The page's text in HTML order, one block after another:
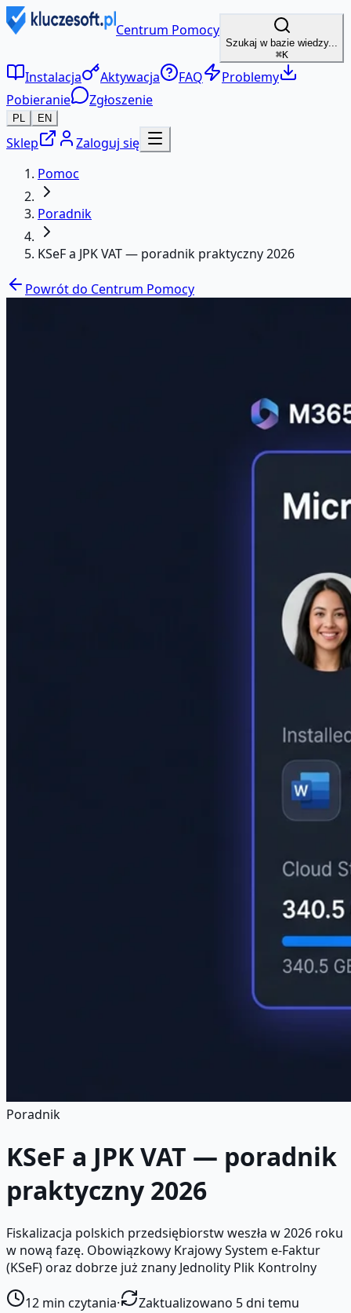
Centrum Pomocy
Szukaj w bazie wiedzy...
⌘K
Instalacja Aktywacja FAQ
Problemy
Pobieranie
Zgłoszenie
PL EN
Sklep
Zaloguj się
Pomoc
Poradnik
KSeF a JPK VAT — poradnik praktyczny 2026
Powrót do Centrum Pomocy
Poradnik
KSeF a JPK VAT — poradnik
praktyczny 2026
Fiskalizacja polskich przedsiębiorstw weszła w 2026 roku
w nową fazę. Obowiązkowy Krajowy System e-Faktur
(KSeF) oraz dobrze już znany Jednolity Plik Kontrolny
12 min czytania· Zaktualizowano 5 dni temu